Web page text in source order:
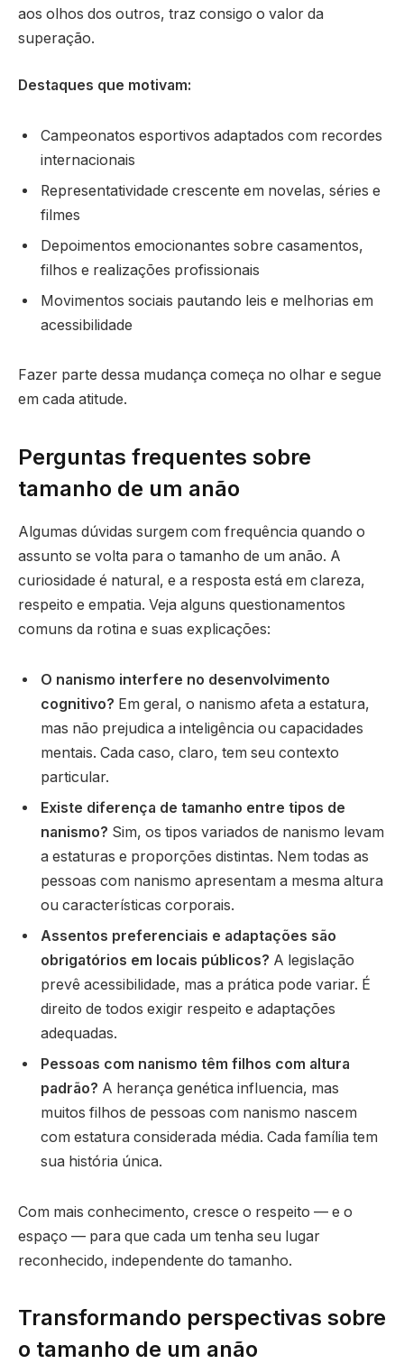
aos olhos dos outros, traz consigo o valor da
superação.
Destaques que motivam:
Campeonatos esportivos adaptados com recordes
internacionais
Representatividade crescente em novelas, séries e
filmes
Depoimentos emocionantes sobre casamentos,
filhos e realizações profissionais
Movimentos sociais pautando leis e melhorias em
acessibilidade
Fazer parte dessa mudança começa no olhar e segue
em cada atitude.
Perguntas frequentes sobre
tamanho de um anão
Algumas dúvidas surgem com frequência quando o
assunto se volta para o tamanho de um anão. A
curiosidade é natural, e a resposta está em clareza,
respeito e empatia. Veja alguns questionamentos
comuns da rotina e suas explicações:
O nanismo interfere no desenvolvimento
cognitivo? Em geral, o nanismo afeta a estatura,
mas não prejudica a inteligência ou capacidades
mentais. Cada caso, claro, tem seu contexto
particular.
Existe diferença de tamanho entre tipos de
nanismo? Sim, os tipos variados de nanismo levam
a estaturas e proporções distintas. Nem todas as
pessoas com nanismo apresentam a mesma altura
ou características corporais.
Assentos preferenciais e adaptações são
obrigatórios em locais públicos? A legislação
prevê acessibilidade, mas a prática pode variar. É
direito de todos exigir respeito e adaptações
adequadas.
Pessoas com nanismo têm filhos com altura
padrão? A herança genética influencia, mas
muitos filhos de pessoas com nanismo nascem
com estatura considerada média. Cada família tem
sua história única.
Com mais conhecimento, cresce o respeito — e o
espaço — para que cada um tenha seu lugar
reconhecido, independente do tamanho.
Transformando perspectivas sobre
o tamanho de um anão